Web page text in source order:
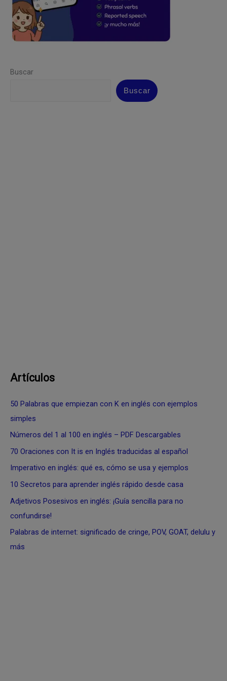
Buscar
Buscar
Artículos
50 Palabras que empiezan con K en inglés con ejemplos
simples
Números del 1 al 100 en inglés – PDF Descargables
70 Oraciones con It is en Inglés traducidas al español
Imperativo en inglés: qué es, cómo se usa y ejemplos
10 Secretos para aprender inglés rápido desde casa
Adjetivos Posesivos en inglés: ¡Guía sencilla para no
confundirse!
Palabras de internet: significado de cringe, POV, GOAT, delulu y
más